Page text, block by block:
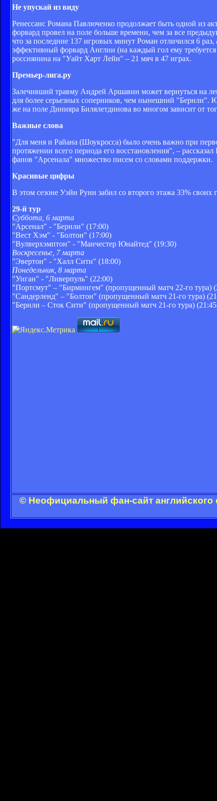
Не упускай из виду
Ренессанс Романа Павлюченко продолжает быть одной из
форвард провел на поле больше времени, чем за все
что за последние 137 игровых минут Роман отличился 6
эффективный форвард Англии (на каждый гол ему
россиянина на "Уайт Харт Лейн" – 21 мяч в 47 играх.
Премьер-лига.ру
Залечивший травму Андрей Аршавин может вернуться на
для более серьезных соперников, чем нынешний
же на поле Динияра Билялетдинова во многом зависит от
Важные слова
"Для меня и Райана (Шоукросса) было очень важно при
протяжении всего периода его восстановления", –
фанов "Арсенала" множество писем со словами поддержки.
Красивые цифры
В этом сезоне Уэйн Руни забил со второго этажа 33%
29-й тур
Суббота, 6 марта
"Арсенал" - "Бернли" (17:00)
"Вест Хэм" - "Болтон" (17:00)
"Вулверхэмптон" - "Манчестер Юнайтед" (19:30)
Воскресенье, 7 марта
"Эвертон" - "Халл Сити" (18:00)
Понедельник, 8 марта
"Уиган" - "Ливерпуль" (22:00)
"Портсмут" – "Бирмингем" (пропущенный матч 22-го тура)
"Сандерленд" – "Болтон" (пропущенный матч 21-го тура)
"Бернли – Сток Сити" (пропущенный матч 21-го тура)
© Неофициальный фан-сайт английского